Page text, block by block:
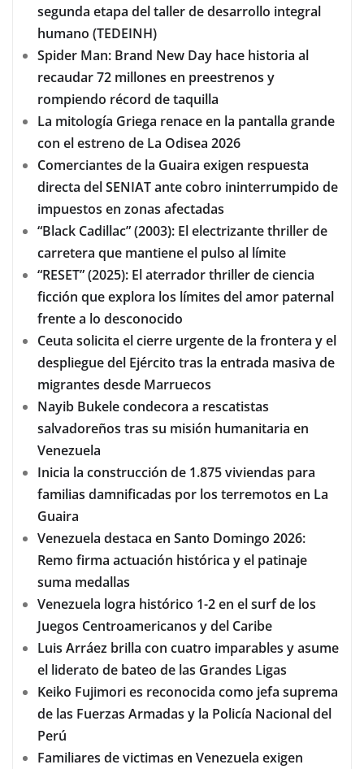
segunda etapa del taller de desarrollo integral
humano (TEDEINH)
Spider Man: Brand New Day hace historia al
recaudar 72 millones en preestrenos y
rompiendo récord de taquilla
La mitología Griega renace en la pantalla grande
con el estreno de La Odisea 2026
Comerciantes de la Guaira exigen respuesta
directa del SENIAT ante cobro ininterrumpido de
impuestos en zonas afectadas
“Black Cadillac” (2003): El electrizante thriller de
carretera que mantiene el pulso al límite
“RESET” (2025): El aterrador thriller de ciencia
ficción que explora los límites del amor paternal
frente a lo desconocido
Ceuta solicita el cierre urgente de la frontera y el
despliegue del Ejército tras la entrada masiva de
migrantes desde Marruecos
Nayib Bukele condecora a rescatistas
salvadoreños tras su misión humanitaria en
Venezuela
Inicia la construcción de 1.875 viviendas para
familias damnificadas por los terremotos en La
Guaira
Venezuela destaca en Santo Domingo 2026:
Remo firma actuación histórica y el patinaje
suma medallas
Venezuela logra histórico 1-2 en el surf de los
Juegos Centroamericanos y del Caribe
Luis Arráez brilla con cuatro imparables y asume
el liderato de bateo de las Grandes Ligas
Keiko Fujimori es reconocida como jefa suprema
de las Fuerzas Armadas y la Policía Nacional del
Perú
Familiares de victimas en Venezuela exigen